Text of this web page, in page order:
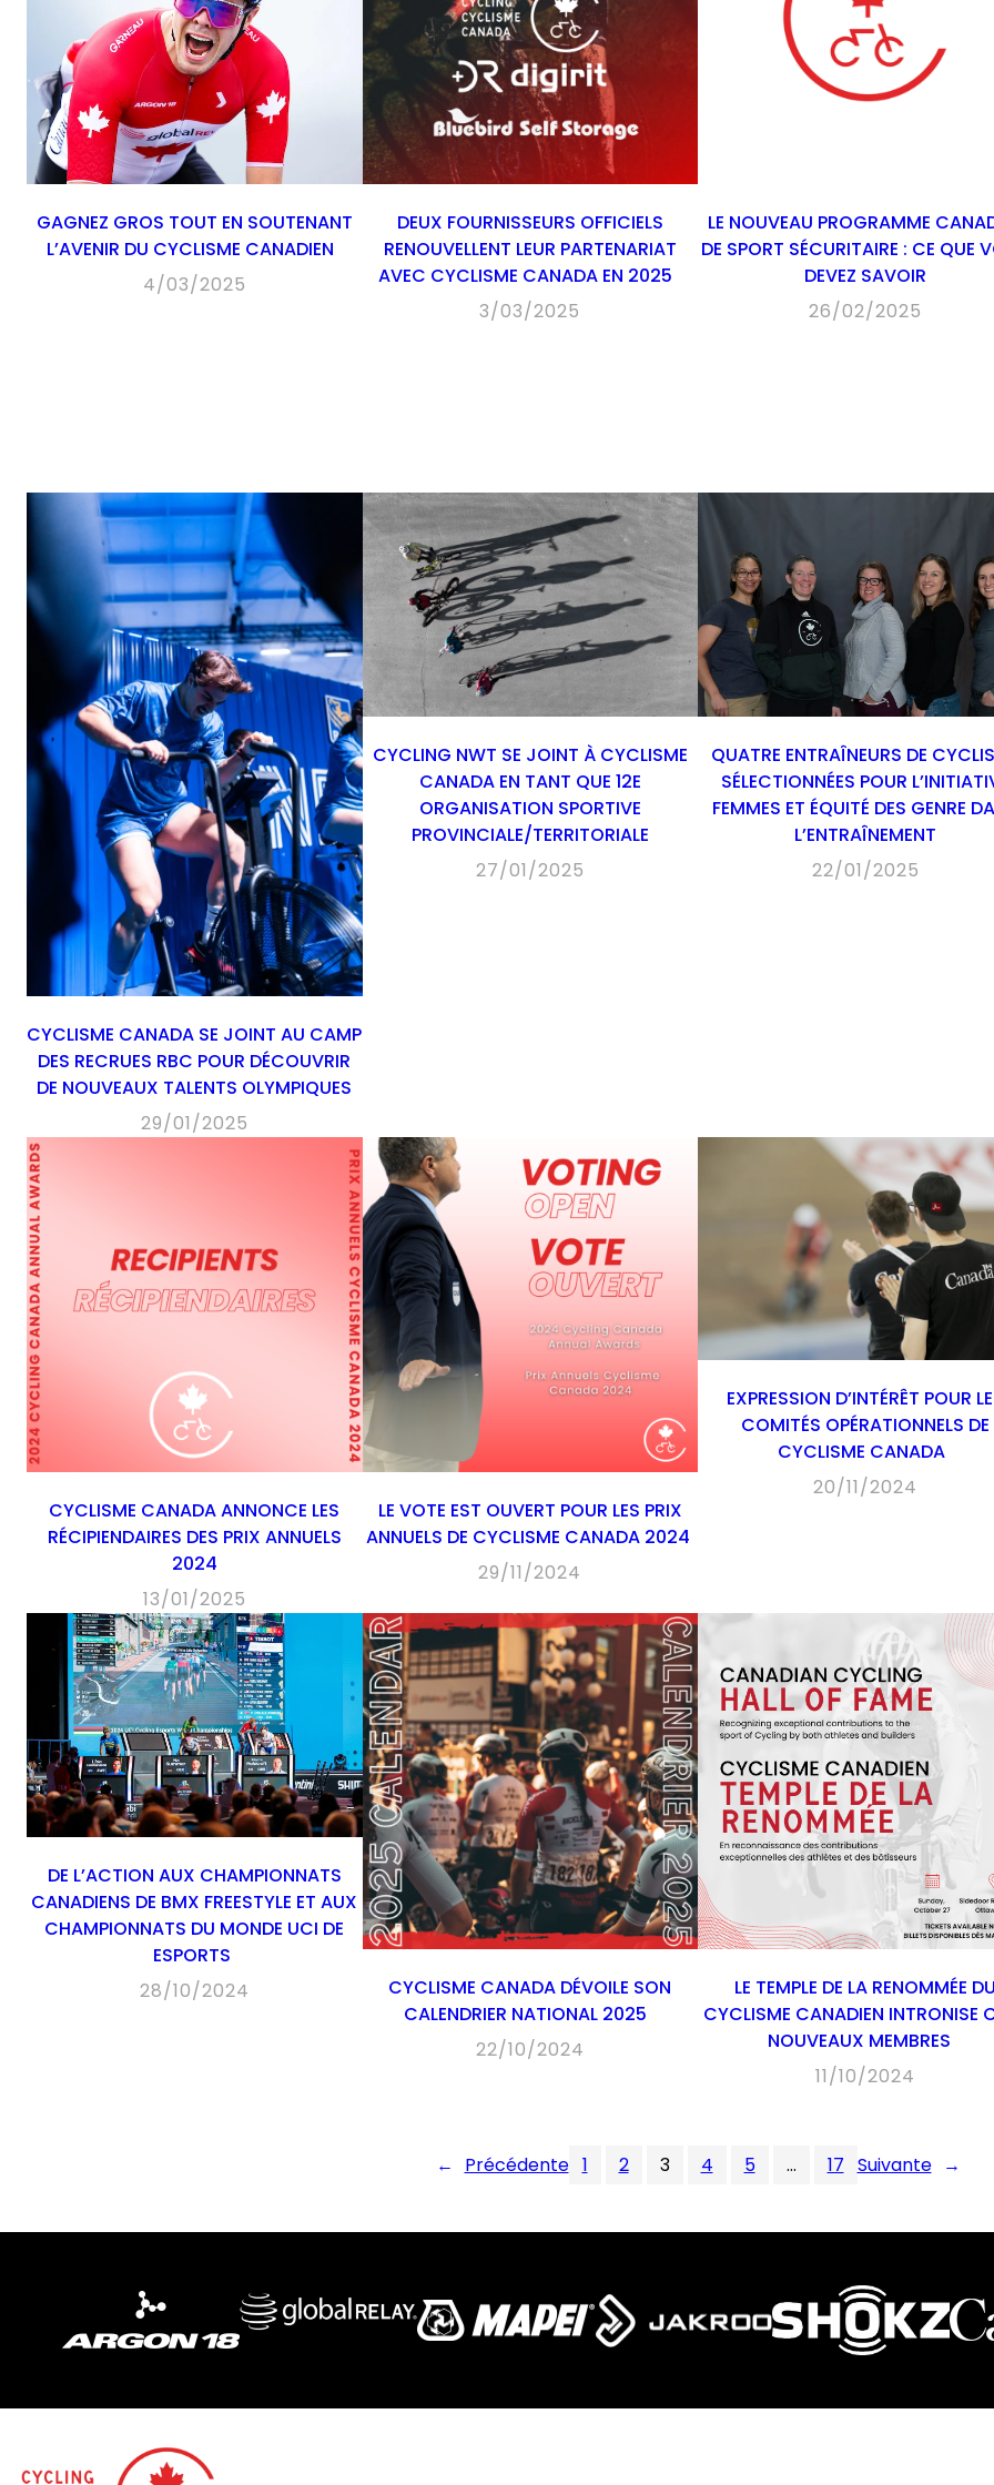
GAGNEZ GROS TOUT EN SOUTENANT
L’AVENIR DU CYCLISME CANADIEN
4/03/2025
DEUX FOURNISSEURS OFFICIELS
RENOUVELLENT LEUR PARTENARIAT
AVEC CYCLISME CANADA EN 2025
3/03/2025
LE NOUVEAU PROGRAMME
DE SPORT SÉCURITAIRE : CE QUE
DEVEZ SAVOIR
26/02/2025
CYCLISME CANADA SE JOINT AU CAMP
DES RECRUES RBC POUR DÉCOUVRIR
DE NOUVEAUX TALENTS OLYMPIQUES
29/01/2025
CYCLING NWT SE JOINT À CYCLISME
CANADA EN TANT QUE 12E
ORGANISATION SPORTIVE
PROVINCIALE/TERRITORIALE
27/01/2025
QUATRE ENTRAÎNEURS DE
SÉLECTIONNÉES POUR
FEMMES ET ÉQUITÉ DES GENRE
L’ENTRAÎNEMENT
22/01/2025
CYCLISME CANADA ANNONCE LES
RÉCIPIENDAIRES DES PRIX ANNUELS
2024
13/01/2025
LE VOTE EST OUVERT POUR LES PRIX
ANNUELS DE CYCLISME CANADA 2024
29/11/2024
EXPRESSION D’INTÉRÊT POUR
COMITÉS OPÉRATIONNELS DE
CYCLISME CANADA
20/11/2024
DE L’ACTION AUX CHAMPIONNATS
CANADIENS DE BMX FREESTYLE ET AUX
CHAMPIONNATS DU MONDE UCI DE
ESPORTS
28/10/2024
CYCLISME CANADA DÉVOILE SON
CALENDRIER NATIONAL 2025
22/10/2024
LE TEMPLE DE LA RENOMMÉE
CYCLISME CANADIEN INTRONISE
NOUVEAUX MEMBRES
11/10/2024
← Précédente 1 2 3 4 5 … 17 Suivante →